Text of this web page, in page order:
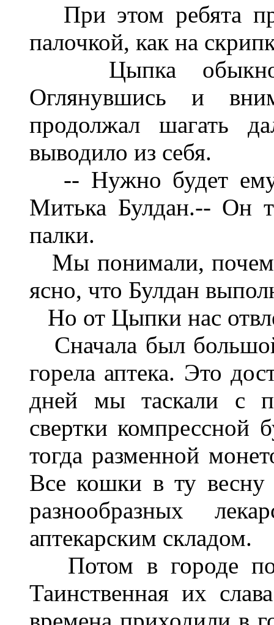
При этом ребята
палочкой, как на
Цыпка
Оглянувшись и
продолжал шагать
выводило из себя.
-- Нужно будет ему
Митька Булдан.-- Он
палки.
Мы понимали, почем
ясно, что Булдан
Но от Цыпки нас
Сначала был
горела аптека. Это
дней мы таскали с
свертки компрессной
тогда разменной
Все кошки в ту весну
разнообразных
аптекарским складом.
Потом в городе
Таинственная их